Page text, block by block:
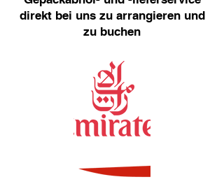
direkt bei uns zu arrangieren und
zu buchen